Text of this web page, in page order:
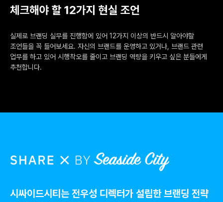
실제로 브랜딩 실무를 진행함에 있어 12가지 이상의 반드시 알아야할
조언들을 꼭 들어보세요. 자신의 브랜드를 운영하고 있거나, 브랜드 관련
업무를 하고 있어 시행착오를 줄이고 브랜딩 역량을 키우고 싶은 분들에게
추천합니다.
시싸이드시티는 전우성 디렉터가 설립한 브랜딩 전략